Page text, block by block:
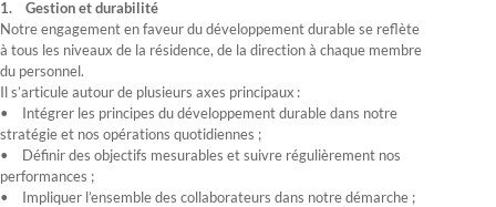
1. Gestion et durabilité
Notre engagement en faveur du développement durable se reflète
à tous les niveaux de la résidence, de la direction à chaque membre
du personnel.
Il s’articule autour de plusieurs axes principaux :
• Intégrer les principes du développement durable dans notre
stratégie et nos opérations quotidiennes ;
• Définir des objectifs mesurables et suivre régulièrement nos
performances ;
• Impliquer l’ensemble des collaborateurs dans notre démarche ;